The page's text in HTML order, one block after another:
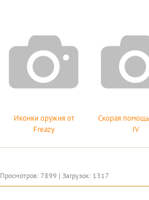
Иконки оружия от
Freazy
Скорая
IV
Просмотров: 7899 | Загрузок: 1317